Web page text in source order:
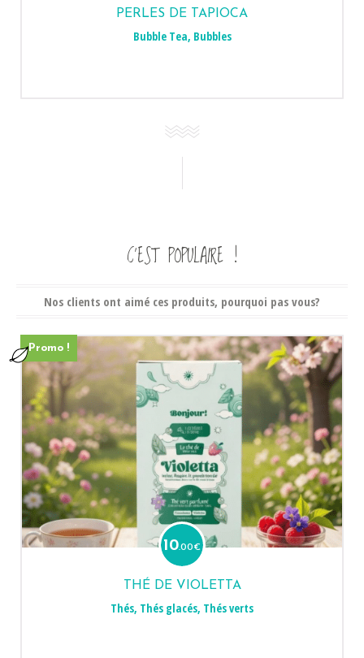
PERLES DE TAPIOCA
Bubble Tea, Bubbles
C’EST POPULAIRE !
Nos clients ont aimé ces produits, pourquoi pas vous?
Promo !
10.00€
THÉ DE VIOLETTA
Thés, Thés glacés, Thés verts